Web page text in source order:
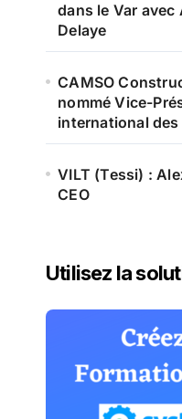
dans le Var
Delaye
CAMSO
nommé Vice-
international
VILT (Tessi) :
CEO
Utilisez la